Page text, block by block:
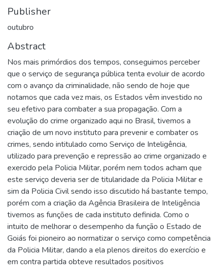
Publisher
outubro
Abstract
Nos mais primórdios dos tempos, conseguimos perceber
que o serviço de segurança pública tenta evoluir de acordo
com o avanço da criminalidade, não sendo de hoje que
notamos que cada vez mais, os Estados vêm investido no
seu efetivo para combater a sua propagação. Com a
evolução do crime organizado aqui no Brasil, tivemos a
criação de um novo instituto para prevenir e combater os
crimes, sendo intitulado como Serviço de Inteligência,
utilizado para prevenção e repressão ao crime organizado e
exercido pela Policia Militar, porém nem todos acham que
este serviço deveria ser de titularidade da Policia Militar e
sim da Policia Civil sendo isso discutido há bastante tempo,
porém com a criação da Agência Brasileira de Inteligência
tivemos as funções de cada instituto definida. Como o
intuito de melhorar o desempenho da função o Estado de
Goiás foi pioneiro ao normatizar o serviço como competência
da Policia Militar, dando a ela plenos direitos do exercício e
em contra partida obteve resultados positivos